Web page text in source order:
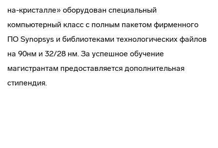
на-кристалле» оборудован специальный
компьютерный класс с полным пакетом фирменного
ПО Synopsys и библиотеками технологических файлов
на 90нм и 32/28 нм. За успешное обучение
магистрантам предоставляется дополнительная
стипендия.